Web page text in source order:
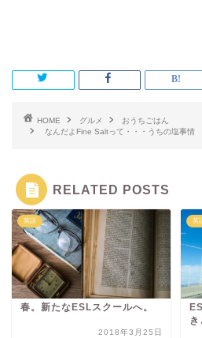
HOME グルメ
おうちごはん
なんだよFine Saltって・・・うちの塩事情
RELATED POSTS
英語
春。新たなESLスクールへ。
2018年3月25日
英